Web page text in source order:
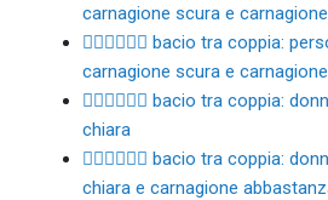
carnagione scura e
🧑🏿‍❤️‍💋‍🧑🏾 bacio tra coppia:
carnagione scura e
👩🏻‍❤️‍💋‍👨🏻 bacio tra coppia:
chiara
👩🏻‍❤️‍💋‍👨🏼 bacio tra coppia:
chiara e carnagione